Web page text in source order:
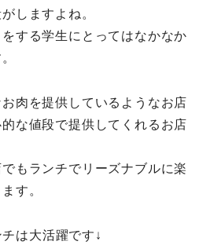
しますよね。
する学生にとってはなかなか
肉を提供しているようなお店
な値段で提供してくれるお店
もランチでリーズナブルに楽
す。
は大活躍です↓